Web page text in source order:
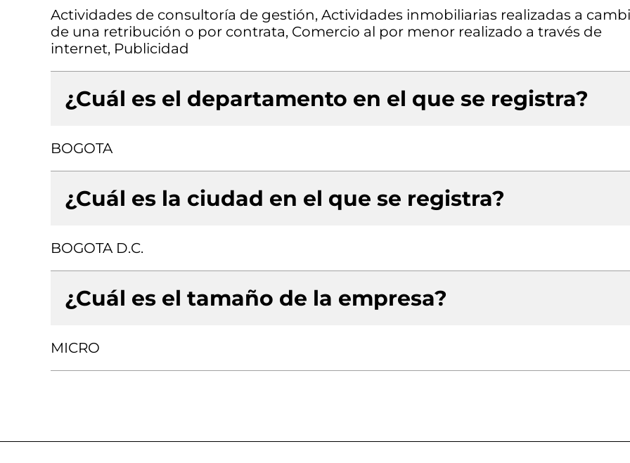
Actividades de consultoría de gestión, Actividades inmobiliarias realizadas a
de una retribución o por contrata, Comercio al por menor realizado a través de
internet, Publicidad
¿Cuál es el departamento en el que se registra?
BOGOTA
¿Cuál es la ciudad en el que se registra?
BOGOTA D.C.
¿Cuál es el tamaño de la empresa?
MICRO